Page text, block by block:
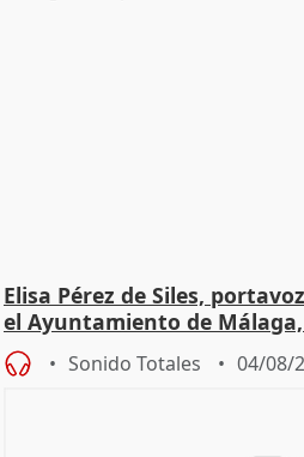
Elisa Pérez de Siles,
el Ayuntamiento de
Sonido Totales 04/08/